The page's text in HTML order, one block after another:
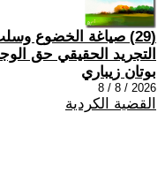
(29) صياغة الخضوع
التجريد الحقيقي حق
بوتان زيباري
2026 / 8 / 8
القضية الكردية